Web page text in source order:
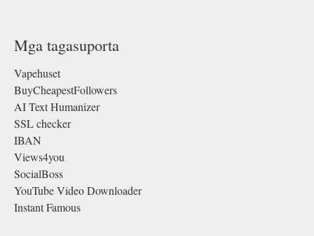
Mga tagasuporta
Vapehuset
BuyCheapestFollowers
AI Text Humanizer
SSL checker
IBAN
Views4you
SocialBoss
YouTube Video Downloader
Instant Famous